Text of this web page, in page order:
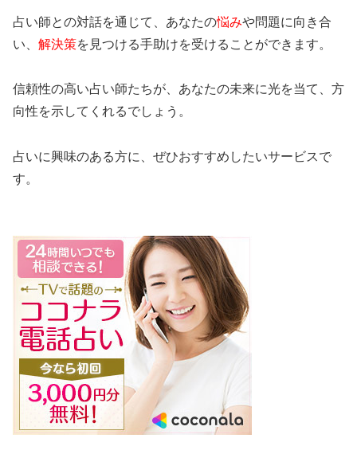
占い師との対話を通じて、あなたの悩みや問題に向き合
い、 解決策を見つける手助けを受けることができます。
信頼性の高い占い師たちが、あなたの未来に光を当て、方
向性を示してくれるでしょう。
占いに興味のある方に、ぜひおすすめしたいサービスで
す。